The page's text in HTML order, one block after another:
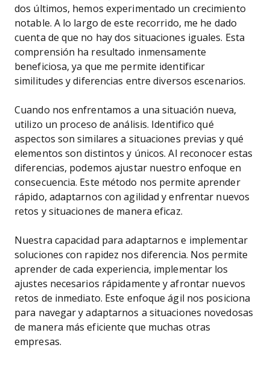
dos últimos, hemos experimentado un crecimiento
notable. A lo largo de este recorrido, me he dado
cuenta de que no hay dos situaciones iguales. Esta
comprensión ha resultado inmensamente
beneficiosa, ya que me permite identificar
similitudes y diferencias entre diversos escenarios.
Cuando nos enfrentamos a una situación nueva,
utilizo un proceso de análisis. Identifico qué
aspectos son similares a situaciones previas y qué
elementos son distintos y únicos. Al reconocer estas
diferencias, podemos ajustar nuestro enfoque en
consecuencia. Este método nos permite aprender
rápido, adaptarnos con agilidad y enfrentar nuevos
retos y situaciones de manera eficaz.
Nuestra capacidad para adaptarnos e implementar
soluciones con rapidez nos diferencia. Nos permite
aprender de cada experiencia, implementar los
ajustes necesarios rápidamente y afrontar nuevos
retos de inmediato. Este enfoque ágil nos posiciona
para navegar y adaptarnos a situaciones novedosas
de manera más eficiente que muchas otras
empresas.